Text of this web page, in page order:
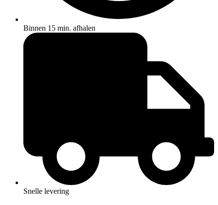
Binnen 15 min. afhalen
Snelle levering